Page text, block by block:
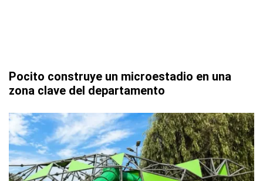
Pocito construye un microestadio en una
zona clave del departamento